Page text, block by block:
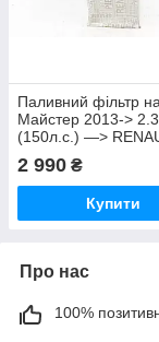
Паливний фільтр
Майстер 2013->
(150л.с.) —>
(Оригінал) -
164004350R(не
разборний)
2 990 ₴
Купити
Про нас
100%